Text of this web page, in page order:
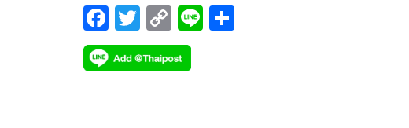
F
ac
e
T
wi
tt
C
o
p
Li